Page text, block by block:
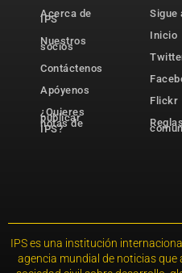
Acerca de
IPS
Nuestros
socios
Contáctenos
Apóyenos
¿Quieres
publicar
notas de
IPS?
Sigue
Inicio
Flickr
IPS es una institución
agencia mundial de noticias que